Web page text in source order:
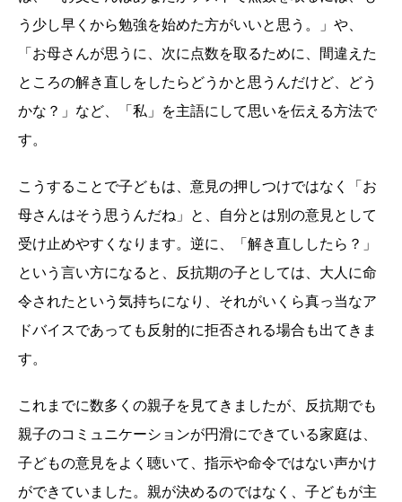
う少し早くから勉強を始めた方がいいと思う。」や、
「お母さんが思うに、次に点数を取るために、間違えた
ところの解き直しをしたらどうかと思うんだけど、どう
かな？」など、「私」を主語にして思いを伝える方法で
す。
こうすることで子どもは、意見の押しつけではなく「お
母さんはそう思うんだね」と、自分とは別の意見として
受け止めやすくなります。逆に、「解き直ししたら？」
という言い方になると、反抗期の子としては、大人に命
令されたという気持ちになり、それがいくら真っ当なア
ドバイスであっても反射的に拒否される場合も出てきま
す。
これまでに数多くの親子を見てきましたが、反抗期でも
親子のコミュニケーションが円滑にできている家庭は、
子どもの意見をよく聴いて、指示や命令ではない声かけ
ができていました。親が決めるのではなく、子どもが主